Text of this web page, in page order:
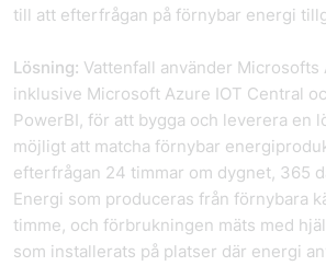
till att efterfrågan på förnybar energi
Lösning: Vattenfall använder
inklusive Microsoft Azure IOT Central
PowerBI, för att bygga och leverera en
möjligt att matcha förnybar
efterfrågan 24 timmar om dygnet, 365
Energi som produceras från förnybara
timme, och förbrukningen mäts med
som installerats på platser där energi